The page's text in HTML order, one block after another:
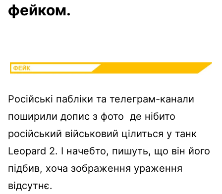
фейком.
Російські пабліки та телеграм-канали
поширили допис з фото де нібито
російський військовий цілиться у танк
Leopard 2. І начебто, пишуть, що він його
підбив, хоча зображення ураження
відсутнє.